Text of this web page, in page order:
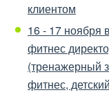
клиентом
16 - 17 ноября
фитнес
(тренажерный
фитнес,